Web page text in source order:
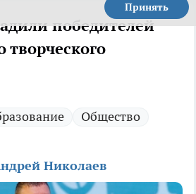
Принять
победителей
творческого
Общество
Николаев